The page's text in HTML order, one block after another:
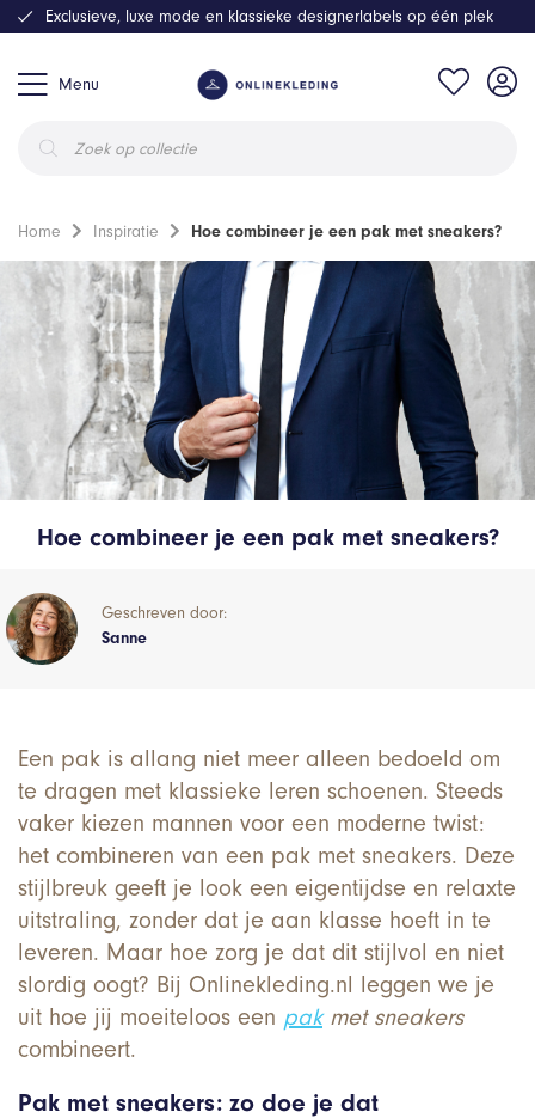
Menu
zoeken
Exclusieve, luxe mode en klassieke designerlabels op één plek
Home Inspiratie Hoe combineer je een pak met sneakers?
Hoe combineer je een pak met sneakers?
Geschreven door:
Sanne
Een pak is allang niet meer alleen bedoeld om
te dragen met klassieke leren schoenen. Steeds
vaker kiezen mannen voor een moderne twist:
het combineren van een pak met sneakers. Deze
stijlbreuk geeft je look een eigentijdse en relaxte
uitstraling, zonder dat je aan klasse hoeft in te
leveren. Maar hoe zorg je dat dit stijlvol en niet
slordig oogt? Bij Onlinekleding.nl leggen we je
uit hoe jij moeiteloos een pakmet sneakers
combineert.
Pak met sneakers: zo doe je dat